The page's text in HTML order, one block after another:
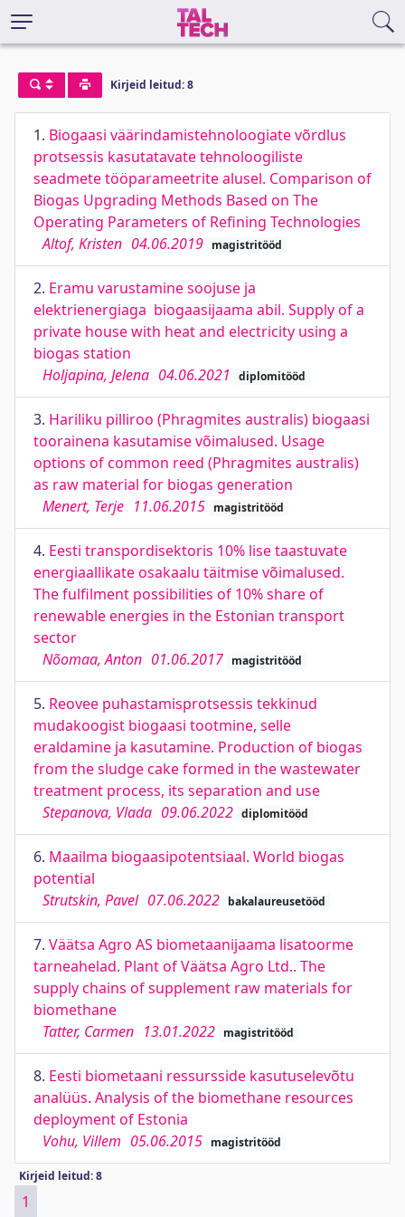
Kirjeid leitud: 8
1. Biogaasi väärindamistehnoloogiate võrdlus
protsessis kasutatavate tehnoloogiliste
seadmete tööparameetrite alusel. Comparison of
Biogas Upgrading Methods Based on The
Operating Parameters of Refining Technologies
Altof, Kristen 04.06.2019 magistritööd
2. Eramu varustamine soojuse ja
elektrienergiaga biogaasijaama abil. Supply of a
private house with heat and electricity using a
biogas station
Holjapina, Jelena 04.06.2021 diplomitööd
3. Hariliku pilliroo (Phragmites australis) biogaasi
toorainena kasutamise võimalused. Usage
options of common reed (Phragmites australis)
as raw material for biogas generation
Menert, Terje 11.06.2015 magistritööd
4. Eesti transpordisektoris 10% lise taastuvate
energiaallikate osakaalu täitmise võimalused.
The fulfilment possibilities of 10% share of
renewable energies in the Estonian transport
sector
Nõomaa, Anton 01.06.2017 magistritööd
5. Reovee puhastamisprotsessis tekkinud
mudakoogist biogaasi tootmine, selle
eraldamine ja kasutamine. Production of biogas
from the sludge cake formed in the wastewater
treatment process, its separation and use
Stepanova, Vlada 09.06.2022 diplomitööd
6. Maailma biogaasipotentsiaal. World biogas
potential
Strutskin, Pavel 07.06.2022 bakalaureusetööd
7. Väätsa Agro AS biometaanijaama lisatoorme
tarneahelad. Plant of Väätsa Agro Ltd.. The
supply chains of supplement raw materials for
biomethane
Tatter, Carmen 13.01.2022 magistritööd
8. Eesti biometaani ressursside kasutuselevõtu
analüüs. Analysis of the biomethane resources
deployment of Estonia
Vohu, Villem 05.06.2015 magistritööd
Kirjeid leitud: 8
1